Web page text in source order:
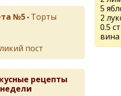
5
2
0.5
вина
№5 • Торты
пост
рецепты
недели